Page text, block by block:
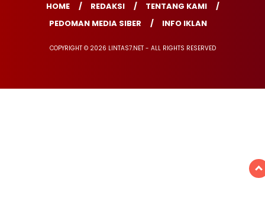
HOME REDAKSI
TENTANG KAMI
PEDOMAN MEDIA SIBER
INFO IKLAN
COPYRIGHT © 2026 LINTAS7.NET - ALL RIGHTS RESERVED